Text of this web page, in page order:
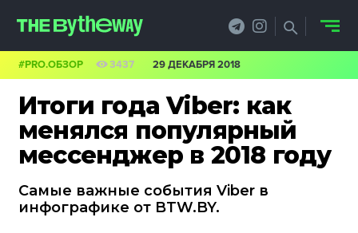
Итоги года Viber: как
менялся популярный
мессенджер в 2018 году
Самые важные события Viber в
инфографике от BTW.BY.
#PRO.ОБЗОР 3437 29 ДЕКАБРЯ 2018
НОВОСТИ
PRO.ОБЗОР
КЕЙСЫ
ФИЛОСОФИЯ